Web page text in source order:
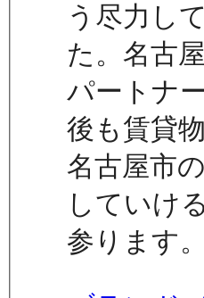
う尽力し
た。名古
パートナ
後も賃貸
名古屋市
していけ
参ります。